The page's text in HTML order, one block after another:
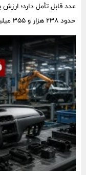
عدد قابل تأمل دارد؛
صنایع مس ایران اختصاص